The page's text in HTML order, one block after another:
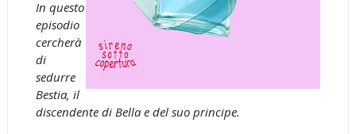
In questo
episodio
cercherà
di
sedurre
Bestia, il
discendente di Bella e del suo principe.